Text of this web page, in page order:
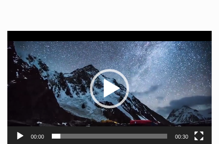
Αναπαραγωγής
Βίντεο
00:00 00:30